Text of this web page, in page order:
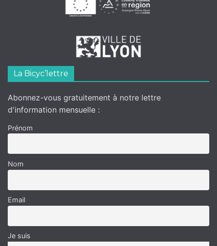
La Bicyc’lettre
Abonnez-vous gratuitement à notre lettre
d'information mensuelle :
Prénom
Nom
Email
Je suis